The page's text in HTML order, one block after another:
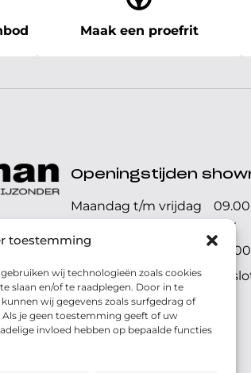
toestemming
wij technologieën zoals cookies
slaan en/of te raadplegen. Door in te
wij gegevens zoals surfgedrag of
Als je geen toestemming geeft of uw
invloed hebben op bepaalde functies
Maak een proefrit
Openingstijden
Maandag t/m vrijdag
uur
Zaterdag
Zondag